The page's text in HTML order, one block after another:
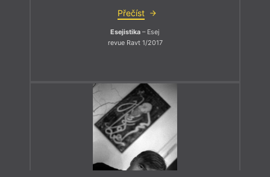
Přečíst
Esejistika – Esej
revue Ravt 1/2017